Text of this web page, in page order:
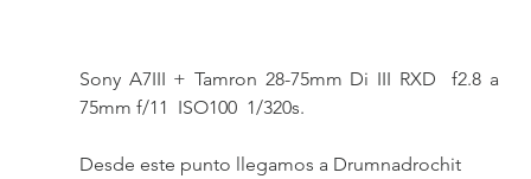
Sony A7III + Tamron 28-75mm Di III RXD  f2.8 a
75mm f/11  ISO100  1/320s.
Desde este punto llegamos a Drumnadrochit